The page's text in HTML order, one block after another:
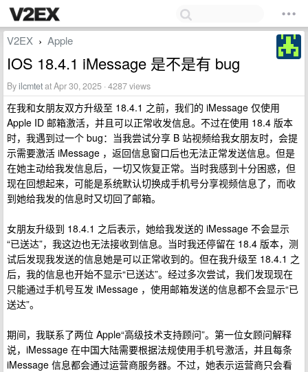
V2EX › Apple
IOS 18.4.1 iMessage 是不是有 bug
Byilcmtetat Apr 30, 2025 · 4287 views
在我和女朋友双方升级至 18.4.1 之前，我们的 iMessage 仅使用
Apple ID 邮箱激活，并且可以正常收发信息。不过在使用 18.4 版本
时，我遇到过一个 bug：当我尝试分享 B 站视频给我女朋友时，会提
示需要激活 iMessage ，返回信息窗口后也无法正常发送信息。但是
在她主动给我发信息后，一切又恢复正常。当时我感到十分困惑，但
现在回想起来，可能是系统默认切换成手机号分享视频信息了，而收
到她给我发的信息时又切回了邮箱。
女朋友升级到 18.4.1 之后表示，她给我发送的 iMessage 不会显示
“已送达”，我这边也无法接收到信息。当时我还停留在 18.4 版本，测
试后发现我发送的信息她是可以正常收到的。但在我升级至 18.4.1 之
后，我的信息也开始不显示“已送达”。经过多次尝试，我们发现现在
只能通过手机号互发 iMessage ，使用邮箱发送的信息都不会显示“已
送达”。
期间，我联系了两位 Apple“高级技术支持顾问”。第一位女顾问解释
说，iMessage 在中国大陆需要根据法规使用手机号激活，并且每条
iMessage 信息都会通过运营商服务器。不过，她表示运营商只会看